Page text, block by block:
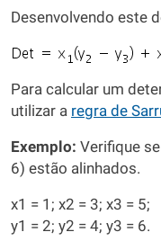
Desenvolvendo este
Para calcular um
utilizar a regra de
Exemplo: Verifique
6) estão alinhados.
x1 = 1; x2 = 3; x3 = 5;
y1 = 2; y2 = 4; y3 = 6.